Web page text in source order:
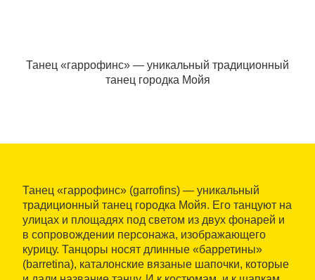
Танец «гаррофинс» — уникальный традиционный
танец городка Мойя
Танец «гаррофинс» (garrofins) — уникальный
традиционный танец городка Мойя. Его танцуют на
улицах и площадях под светом из двух фонарей и
в сопровождении персонажа, изображающего
курицу. Танцоры носят длинные «барретины»
(barretina), каталонские вязаные шапочки, которые